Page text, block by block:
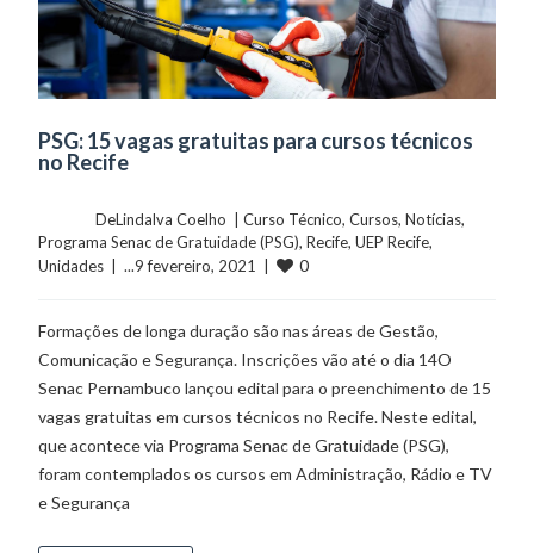
PSG: 15 vagas gratuitas para cursos técnicos
no Recife
	    	DeLindalva Coelho  |
Curso Técnico, Cursos, Notícias
Programa Senac de Gratuidade (PSG), Recife, UEP Recife
Unidades
  |  ...9 fevereiro, 2021  |
0
Formações de longa duração são nas áreas de Gestão,
Comunicação e Segurança. Inscrições vão até o dia 14O
Senac Pernambuco lançou edital para o preenchimento de 15
vagas gratuitas em cursos técnicos no Recife. Neste edital,
que acontece via Programa Senac de Gratuidade (PSG),
foram contemplados os cursos em Administração, Rádio e TV
e Segurança